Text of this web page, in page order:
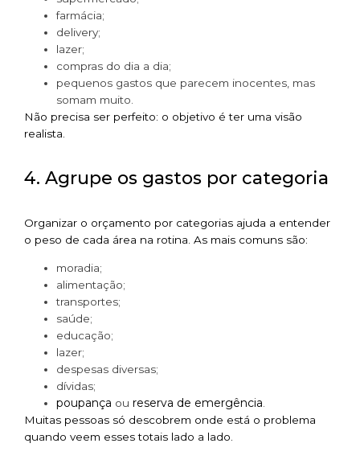
farmácia;
delivery;
lazer;
compras do dia a dia;
pequenos gastos que parecem inocentes, mas
somam muito.
Não precisa ser perfeito: o objetivo é ter uma visão
realista.
4. Agrupe os gastos por categoria
Organizar o orçamento por categorias ajuda a entender
o peso de cada área na rotina. As mais comuns são:
moradia;
alimentação;
transportes;
saúde;
educação;
lazer;
despesas diversas;
dívidas;
poupança ou reserva de emergência.
Muitas pessoas só descobrem onde está o problema
quando veem esses totais lado a lado.